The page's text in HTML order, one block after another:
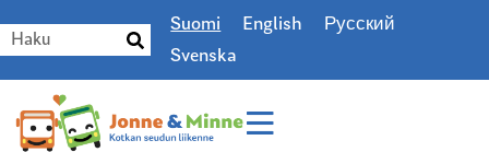
Suomi English
Русский
Svenska